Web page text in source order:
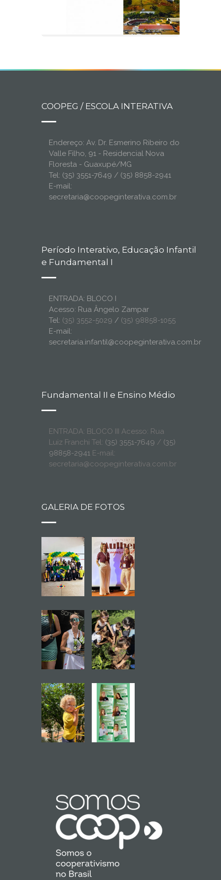
COOPEG / ESCOLA INTERATIVA
Endereço: Av. Dr. Esmerino Ribeiro do
Valle Filho, 91 - Residencial Nova
Floresta - Guaxupé/MG
Tel: (35) 3551-7649 / (35) 8858-2941
E-mail:
secretaria@coopeginterativa.com.br
Período Interativo, Educação Infantil
e Fundamental I
ENTRADA: BLOCO I
Acesso: Rua Ângelo Zampar
Tel: (35) 3552-5029 / (35) 98858-1055
E-mail:
secretaria.infantil@coopeginterativa.com.br
Fundamental II e Ensino Médio
ENTRADA: BLOCO III Acesso: Rua
Luiz Franchi Tel: (35) 3551-7649 / (35)
98858-2941 E-mail:
secretaria@coopeginterativa.com.br
GALERIA DE FOTOS